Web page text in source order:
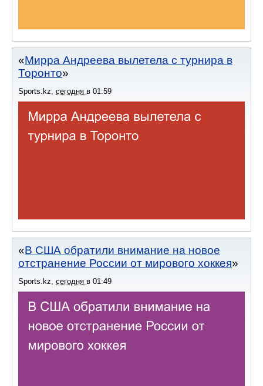
Мирра Андреева вылетела с турнира в
Торонто
Sports.kz сегодня в 01:59
В США обратили внимание на новое
отстранение России от мирового хоккея
Sports.kz, сегодня в 01:49